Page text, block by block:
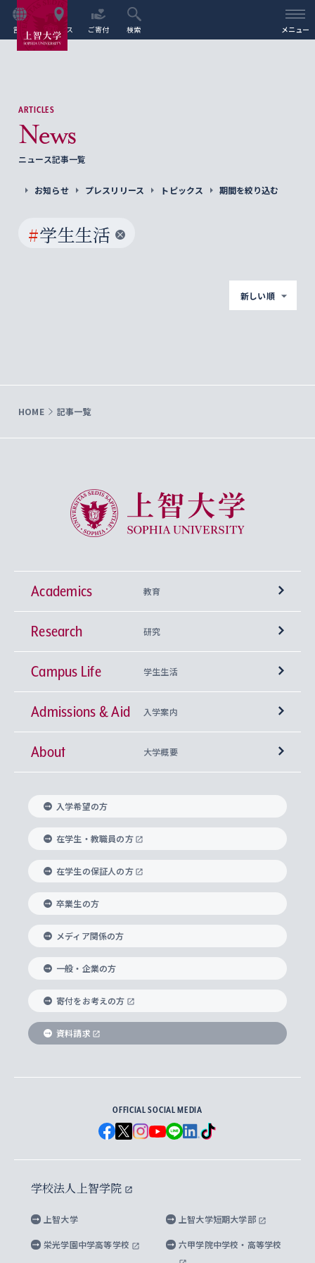
言語 アクセス ご寄付 検索 メニュー
ARTICLES
News
ニュース記事一覧
お知らせ プレスリリース トピックス 期間を絞り込む
#学生生活
新しい順
HOME 記事一覧
上智大学 Sophia University
Academics 教育
学部
神学部
文学部
総合人間科学部
経済学部
外国語学部
総合グローバル学部
国際教養学部
理工学部
Futures） – 持続可能な未来を考える６学科連携
興味から学科を探す
上智大学の全学共通教育
基盤教育センター
キリスト教人間学
身体知
思考と表現
データサイエンス
上智大学の語学教育
言語教育研究センター
上智大学のグローバル教育
グローバル教育センター
上智大学で学ぶ
海外で学ぶ
学びのサポート
大学院
神学研究科
実践宗教学研究科
総合人間科学研究科
経済学研究科
グローバル・スタディーズ研究科
助産学専攻科
生涯学習
Research 研究
研究所 等
キリスト教文化研究所
中世思想研究所
国際言語情報研究所
グローバル・コンサーン研究所
比較文化研究所
ヨーロッパ研究所
アジア文化研究所
アメリカ・カナダ研究所
メディア・ジャーナリズム研究所
水稀少社会研究センター
先進機械・構造材料イノベーションセンター
Sophia Open Research Weeks (SORW)
産官学連携
知的財産
研究支援制度
重点領域研究・自由課題研究
研究活動に関する法令・研究費の使用について
Campus Life 学生生活
学期区分と授業時間割
課外活動
課外教育プログラム
ボランティア活動
グローバルな学びのコミュニティ
学生の相談窓口
心身の健康相談
ハラスメント防止の取り組み
障がいのある学生への支援
キャリア形成サポート
キャリア形成支援プログラム
就職（内定先）・進路統計
企業の採用ご担当者様へのご案内
住まいのサポート
Admissions & Aid 入学案内
上智大学で取得できる学位
入れの方針）
科目等履修生
研究生・外国人特別研究生・国費留学生
交換留学生(海外大学から上智大学で学ぶ)
ノンディグリー生
Sophia Short-term Program受講生
学費・奨学金
学部入学前に出願する奨学金
国による高等教育の修学支援新制度
大学院生対象の奨学金
海外留学する際の費用と奨学金
About 大学概要
理事長・学長メッセージ
学長・副学長紹介
上智大学の精神
上智大学の理念
上智大学の沿革
ソフィア・アーカイブズ
上智大学とカトリック
グローバルエンゲージメント
上智大学を訪れた世界の知性
国連Weeks・アフリカWeeks
ダイバーシティ＆サステナビリティへの取り組み
上智大学公式ソーシャルメディア
学校法人上智学院について
数字で見る上智大学
上智大学のネットワーク
父母・保証人とのネットワーク
学外とのネットワーク
上智大学の出版物
上智大学大学案内・大学院案内
英文広報誌 SOPHIA magazine
上智大学のビジュアル・アイデンティティ
上智大学ビジュアル・アイデンティティ
上智大学校歌 ・上智大学学生歌
上智大学への取材・キャンパスでの撮影について
上智大学の公開情報
上智大学の教育研究活動等の情報公表
キャンパス案内
入学希望の方
在学生・教職員の方
在学生の保証人の方
卒業生の方
メディア関係の方
一般・企業の方
寄付をお考えの方
資料請求
OFFICIAL SOCIAL MEDIA
学校法人上智学院
上智大学 上智大学短期大学部
栄光学園中学高等学校 六甲学院中学校・高等学校